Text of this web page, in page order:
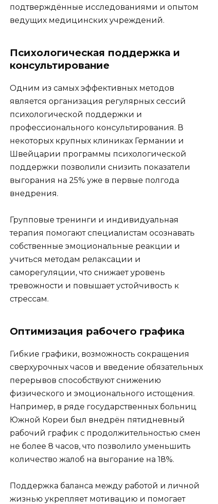
подтверждённые исследованиями и опытом
ведущих медицинских учреждений.
Психологическая поддержка и
консультирование
Одним из самых эффективных методов
является организация регулярных сессий
психологической поддержки и
профессионального консультирования. В
некоторых крупных клиниках Германии и
Швейцарии программы психологической
поддержки позволили снизить показатели
выгорания на 25% уже в первые полгода
внедрения.
Групповые тренинги и индивидуальная
терапия помогают специалистам осознавать
собственные эмоциональные реакции и
учиться методам релаксации и
саморегуляции, что снижает уровень
тревожности и повышает устойчивость к
стрессам.
Оптимизация рабочего графика
Гибкие графики, возможность сокращения
сверхурочных часов и введение обязательных
перерывов способствуют снижению
физического и эмоционального истощения.
Например, в ряде государственных больниц
Южной Кореи был внедрён пятидневный
рабочий график с продолжительностью смен
не более 8 часов, что позволило уменьшить
количество жалоб на выгорание на 18%.
Поддержка баланса между работой и личной
жизнью укрепляет мотивацию и помогает